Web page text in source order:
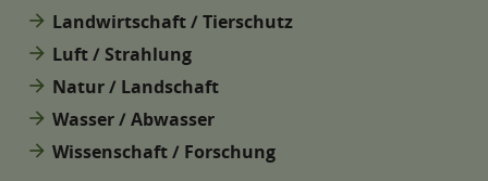
arrow_forward Landwirtschaft / Tierschutz
arrow_forward Luft / Strahlung
arrow_forward Natur / Landschaft
arrow_forward Wasser / Abwasser
arrow_forward Wissenschaft / Forschung